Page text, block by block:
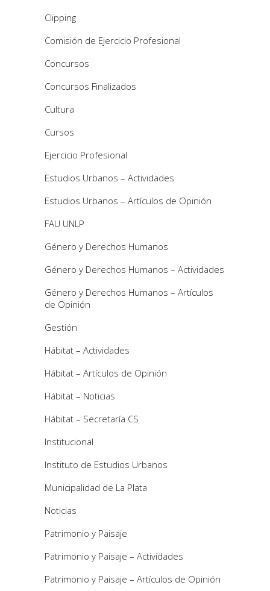
Clipping
Comisión de Ejercicio Profesional
Concursos
Concursos Finalizados
Cultura
Cursos
Ejercicio Profesional
Estudios Urbanos – Actividades
Estudios Urbanos – Artículos de Opinión
FAU UNLP
Género y Derechos Humanos
Género y Derechos Humanos – Actividades
Género y Derechos Humanos – Artículos
de Opinión
Gestión
Hábitat – Actividades
Hábitat – Artículos de Opinión
Hábitat – Noticias
Hábitat – Secretaría CS
Institucional
Instituto de Estudios Urbanos
Municipalidad de La Plata
Noticias
Patrimonio y Paisaje
Patrimonio y Paisaje – Actividades
Patrimonio y Paisaje – Artículos de Opinión